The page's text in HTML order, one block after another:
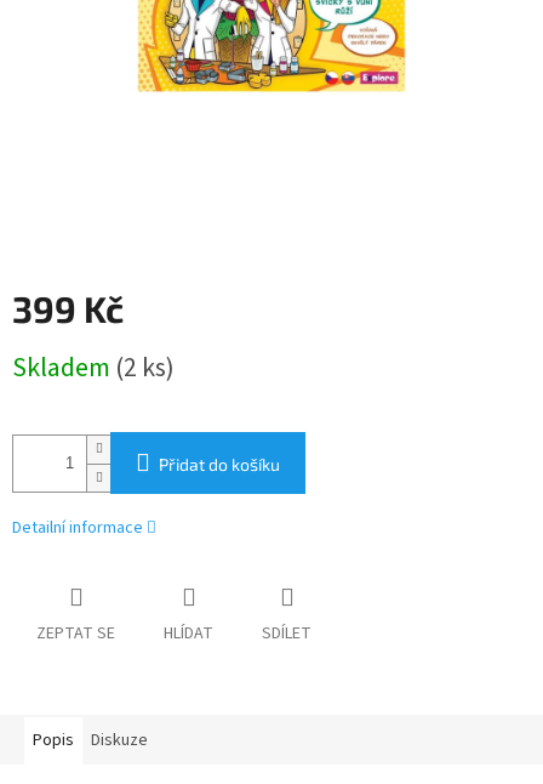
399 Kč
cena:
Skladem (2 ks)
Přidat do košíku
Detailní informace
ZEPTAT SE HLÍDAT SDÍLET
Popis Diskuze